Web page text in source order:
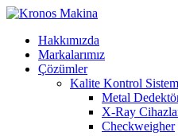
Hakkımızda
Markalarımız
Çözümler
Kalite Kontrol
Metal
X-Ray
Checkweigher